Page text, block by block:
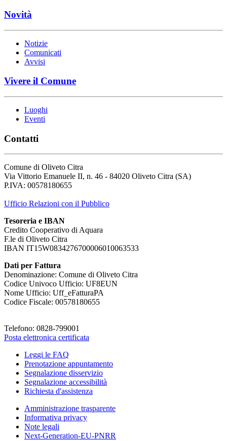
Novità
Notizie
Comunicati
Avvisi
Vivere il Comune
Luoghi
Eventi
Contatti
Comune di Oliveto Citra
Via Vittorio Emanuele II, n. 46 - 84020 Oliveto Citra (SA)
P.IVA: 00578180655
Ufficio Relazioni con il Pubblico
Tesoreria e IBAN
Credito Cooperativo di Aquara
F.le di Oliveto Citra
IBAN IT15W0834276700006010063533
Dati per Fattura
Denominazione: Comune di Oliveto Citra
Codice Univoco Ufficio: UF8EUN
Nome Ufficio: Uff_eFatturaPA
Codice Fiscale: 00578180655
Telefono: 0828-799001
Posta elettronica certificata
Leggi le FAQ
Prenotazione appuntamento
Segnalazione disservizio
Segnalazione accessibilità
Richiesta d'assistenza
Amministrazione trasparente
Informativa privacy
Note legali
Next-Generation-EU-PNRR